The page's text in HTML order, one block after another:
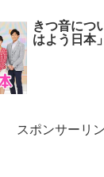
きつ音につ
はよう日本
スポンサーリ